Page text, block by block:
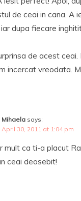
de ceai in cana. A
dupa fiecare
de acest ceai.
incercat vreodata.
Mihaela says:
April 30, 2011 at 1:04 pm
mult ca ti-a placut
ceai deosebit!